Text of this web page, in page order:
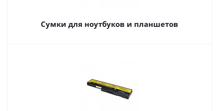
Сумки для ноутбуков и планшетов